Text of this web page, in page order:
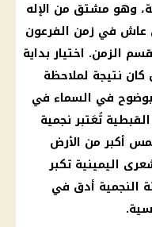
وهو مشتق من الإله
عاش في زمن الفرعون
الزمن. اختيار بداية
نتيجة لملاحظة
بوضوح في السماء في
تُعَتبر نجمية
أكبر من الأرض
اليمينية تكبر
السنة النجمية أدق في